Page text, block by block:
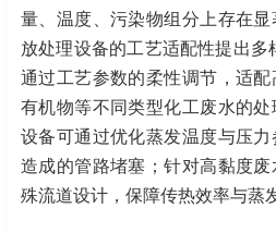
量、温度、污染物组分上存在
放处理设备的工艺适配性提出多
通过工艺参数的柔性调节，适
有机物等不同类型化工废水的处
设备可通过优化蒸发温度与压
造成的管路堵塞；针对高黏度
殊流道设计，保障传热效率与蒸